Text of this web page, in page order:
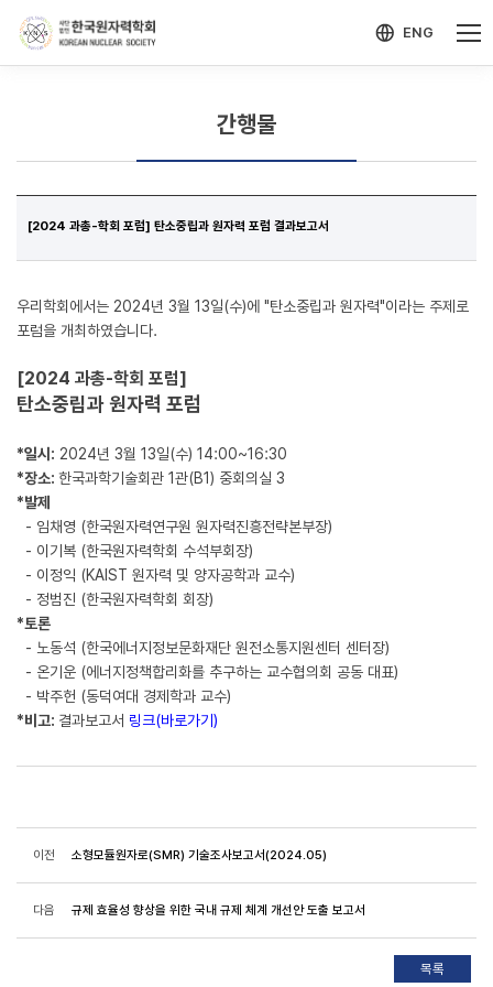
ENG
간행물
[2024 과총-학회 포럼] 탄소중립과 원자력 포럼 결과보고서
우리학회에서는 2024년 3월 13일(수)에 "탄소중립과 원자력"이라는 주제로
포럼을 개최하였습니다.
[2024 과총-학회 포럼]
탄소중립과 원자력 포럼
*일시: 2024년 3월 13일(수) 14:00~16:30
*장소: 한국과학기술회관 1관(B1) 중회의실 3
*발제
- 임채영 (한국원자력연구원 원자력진흥전략본부장)
- 이기복 (한국원자력학회 수석부회장)
- 이정익 (KAIST 원자력 및 양자공학과 교수)
- 정범진 (한국원자력학회 회장)
*토론
- 노동석 (한국에너지정보문화재단 원전소통지원센터 센터장)
- 온기운 (에너지정책합리화를 추구하는 교수협의회 공동 대표)
- 박주헌 (동덕여대 경제학과 교수)
*비고: 결과보고서 링크(바로가기)
이전 소형모듈원자로(SMR) 기술조사보고서(2024.05)
다음 규제 효율성 향상을 위한 국내 규제 체계 개선안 도출 보고서